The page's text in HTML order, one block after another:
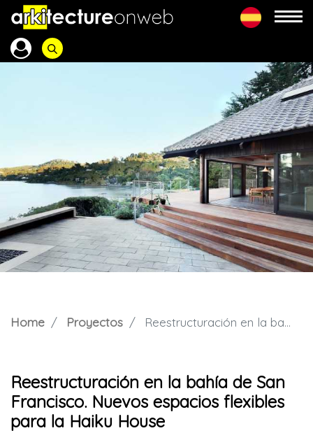
Home Proyectos Reestructuración en la bahía de San Francisco. Nuevos espacios flexibles para la Haiku House
Reestructuración en la bahía de San
Francisco. Nuevos espacios flexibles
para la Haiku House